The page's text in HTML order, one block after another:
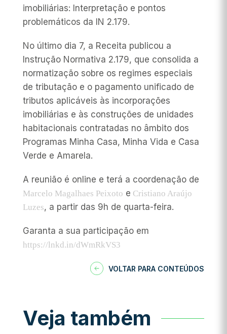
imobiliárias: Interpretação e pontos
problemáticos da IN 2.179.
No último dia 7, a Receita publicou a
Instrução Normativa 2.179, que consolida a
normatização sobre os regimes especiais
de tributação e o pagamento unificado de
tributos aplicáveis às incorporações
imobiliárias e às construções de unidades
habitacionais contratadas no âmbito dos
Programas Minha Casa, Minha Vida e Casa
Verde e Amarela.
A reunião é online e terá a coordenação de
Marcelo Magalhaes Peixoto e Cristiano Araújo
Luzes, a partir das 9h de quarta-feira.
Garanta a sua participação em
https://lnkd.in/dWmRkVS3
VOLTAR PARA CONTEÚDOS
Veja também